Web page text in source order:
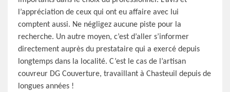
l’appréciation de ceux qui ont eu affaire avec lui
comptent aussi. Ne négligez aucune piste pour la
recherche. Un autre moyen, c’est d’aller s’informer
directement auprès du prestataire qui a exercé depuis
longtemps dans la localité. C’est le cas de l’artisan
couvreur DG Couverture, travaillant à Chasteuil depuis de
longues années !